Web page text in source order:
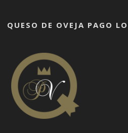
QUESO DE OVEJA PAGO